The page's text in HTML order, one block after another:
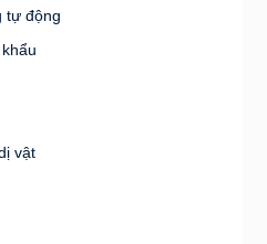
tự động
vật